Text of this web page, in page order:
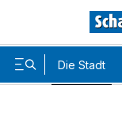
Die Stadt